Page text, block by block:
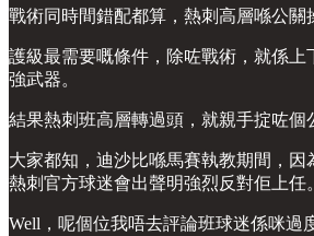
戰術同時間錯配都算，熱刺高層喺公關
護級最需要嘅條件，除咗戰術，就係
強武器。
結果熱刺班高層轉過頭，就親手掟咗個
大家都知，迪沙比喺馬賽執教期間，
熱刺官方球迷會出聲明強烈反對佢上任。
Well，呢個位我唔去評論班球迷係咪